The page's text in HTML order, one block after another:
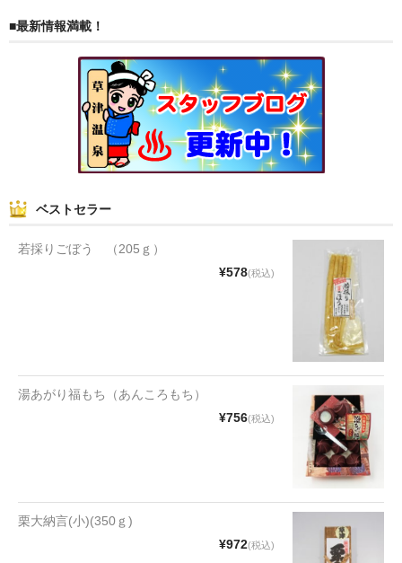
サンド
花豆
漬物・佃煮
■最新情報満載！
ベストセラー
若採りごぼう （205ｇ）
¥578(税込)
湯あがり福もち（あんころもち）
¥756(税込)
栗大納言(小)(350ｇ)
¥972(税込)